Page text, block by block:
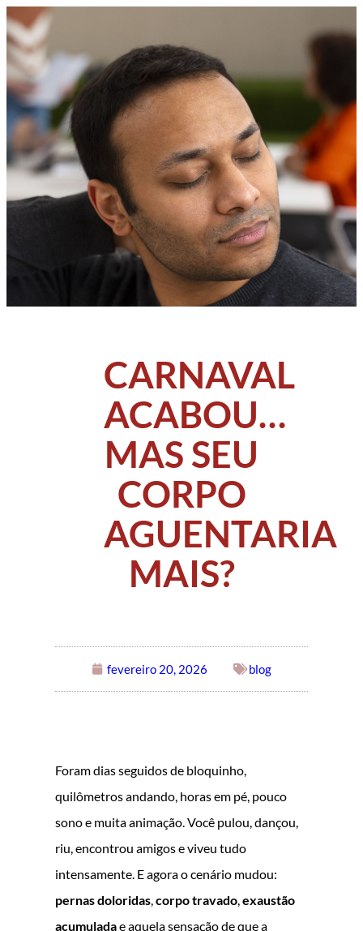
CARNAVAL
ACABOU…
MAS SEU
CORPO
AGUENTARIA
MAIS?
fevereiro 20, 2026 blog
Foram dias seguidos de bloquinho,
quilômetros andando, horas em pé, pouco
sono e muita animação. Você pulou, dançou,
riu, encontrou amigos e viveu tudo
intensamente. E agora o cenário mudou:
pernas doloridas,corpo travado,exaustão
acumuladae aquela sensação de que a